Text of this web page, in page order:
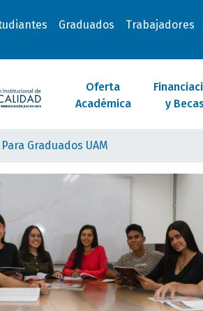
Graduados Trabajadores
Oferta
Académica
y
Graduados UAM